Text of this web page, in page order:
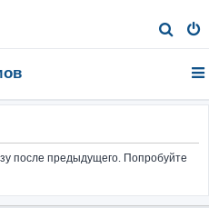
о
после предыдущего. Попробуйте